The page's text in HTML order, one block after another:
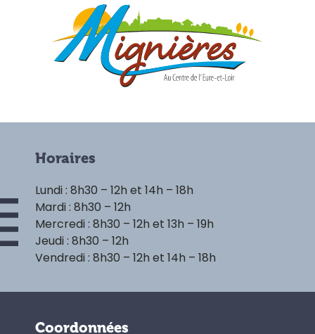
Horaires
Lundi : 8h30 – 12h et 14h – 18h
Mardi : 8h30 – 12h
Mercredi : 8h30 – 12h et 13h – 19h
Jeudi : 8h30 – 12h
Vendredi : 8h30 – 12h et 14h – 18h
Coordonnées